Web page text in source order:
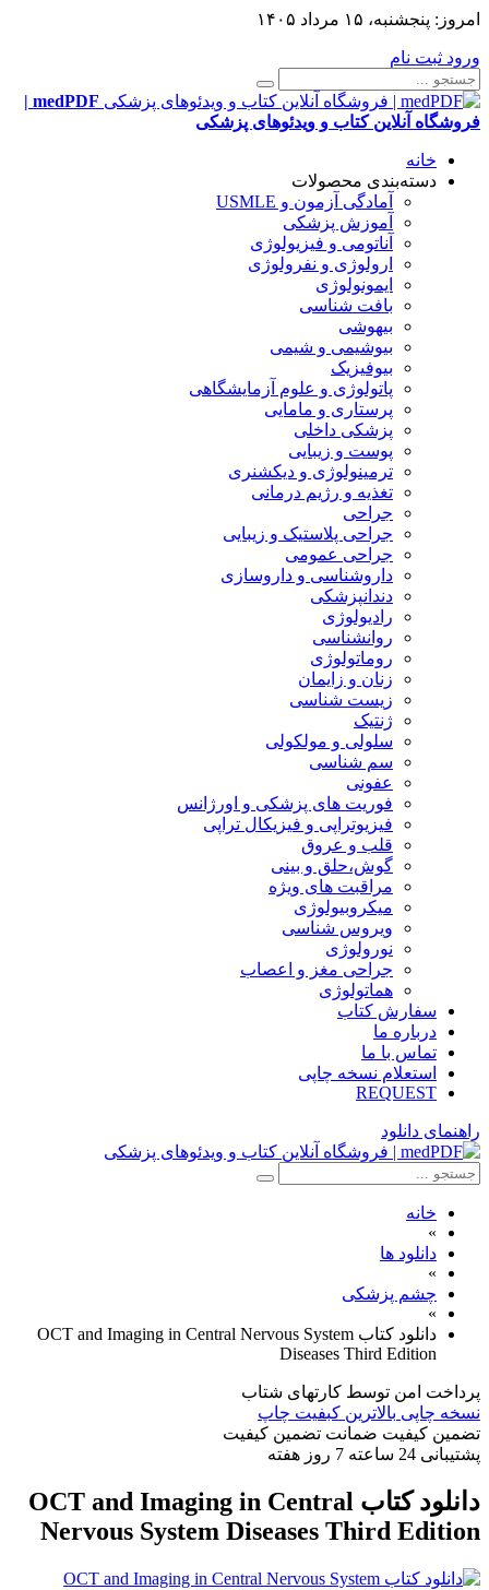
امروز: پنجشنبه، ۱۵ مرداد ۱۴۰۵
ورود ثبت نام
medPDF |
فروشگاه آنلاین کتاب و ویدئوهای پزشکی
خانه
دسته‌بندی محصولات
آمادگی آزمون و USMLE
آموزش پزشکی
آناتومی و فیزیولوژی
ارولوژی و نفرولوژی
ایمونولوژی
بافت شناسی
بیهوشی
بیوشیمی و شیمی
بیوفیزیک
پاتولوژی و علوم آزمایشگاهی
پرستاری و مامایی
پزشکی داخلی
پوست و زیبایی
ترمینولوژی و دیکشنری
تغذیه و رژیم درمانی
جراحی
جراحی پلاستیک و زیبایی
جراحی عمومی
داروشناسی و داروسازی
دندانپزشکی
رادیولوژی
روانشناسی
روماتولوژی
زنان و زایمان
زیست شناسی
ژنتیک
سلولی و مولکولی
سم شناسی
عفونی
فوریت های پزشکی و اورژانس
فیزیوتراپی و فیزیکال تراپی
قلب و عروق
گوش،حلق و بینی
مراقبت های ویژه
میکروبیولوژی
ویروس شناسی
نورولوژی
جراحی مغز و اعصاب
هماتولوژی
سفارش کتاب
درباره ما
تماس با ما
استعلام نسخه چاپی
REQUEST
راهنمای دانلود
خانه
»
دانلود ها
»
چشم پزشکی
»
دانلود کتاب OCT and Imaging in Central Nervous System
Diseases Third Edition
پرداخت امن توسط کارتهای شتاب
نسخه چاپی بالاترین کبفیت چاپ
تضمین کیفیت ضمانت تضمین کیفیت
پشتیبانی 24 ساعته 7 روز هفته
دانلود کتاب OCT and Imaging in Central
Nervous System Diseases Third Edition